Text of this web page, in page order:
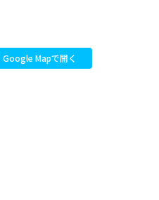
Google Mapで開く